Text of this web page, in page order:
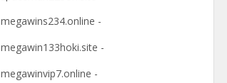
megawins234.online -
megawin133hoki.site -
megawinvip7.online -